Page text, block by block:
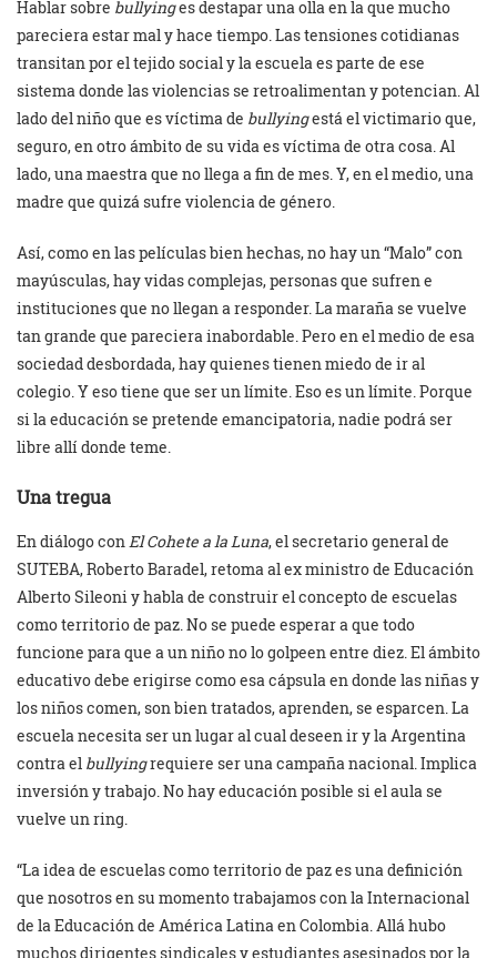
Hablar sobre bullyinges destapar una olla en la que mucho
pareciera estar mal y hace tiempo. Las tensiones cotidianas
transitan por el tejido social y la escuela es parte de ese
sistema donde las violencias se retroalimentan y potencian. Al
lado del niño que es víctima de bullyingestá el victimario que,
seguro, en otro ámbito de su vida es víctima de otra cosa. Al
lado, una maestra que no llega a fin de mes. Y, en el medio, una
madre que quizá sufre violencia de género.
Así, como en las películas bien hechas, no hay un “Malo” con
mayúsculas, hay vidas complejas, personas que sufren e
instituciones que no llegan a responder. La maraña se vuelve
tan grande que pareciera inabordable. Pero en el medio de esa
sociedad desbordada, hay quienes tienen miedo de ir al
colegio. Y eso tiene que ser un límite. Eso es un límite. Porque
si la educación se pretende emancipatoria, nadie podrá ser
libre allí donde teme.
Una tregua
En diálogo conEl Cohete a la Luna, el secretario general de
SUTEBA, Roberto Baradel, retoma al ex ministro de Educación
Alberto Sileoni y habla de construir el concepto de escuelas
como territorio de paz. No se puede esperar a que todo
funcione para que a un niño no lo golpeen entre diez. El ámbito
educativo debe erigirse como esa cápsula en donde las niñas y
los niños comen, son bien tratados, aprenden, se esparcen. La
escuela necesita ser un lugar al cual deseen ir y la Argentina
contra el bullyingrequiere ser una campaña nacional. Implica
inversión y trabajo. No hay educación posible si el aula se
vuelve un ring.
“La idea de escuelas como territorio de paz es una definición
que nosotros en su momento trabajamos con la Internacional
de la Educación de América Latina en Colombia. Allá hubo
muchos dirigentes sindicales y estudiantes asesinados por la